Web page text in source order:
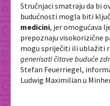
Stručnjaci smatraju da bi
budućnosti mogla biti
medicini, jer omogućava
prepoznaju visokorizične
mogu spriječiti ili ublažiti
generisati čitave buduće
Stefan Feuerriegel,
Ludwig Maximilian u